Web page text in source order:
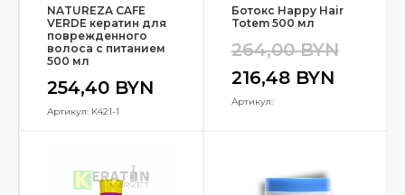
NATUREZA CAFE
VERDE кератин для
поврежденного
волоса с питанием
500 мл
254,40 BYN
Артикул: K421-1
Ботокс Happy Hair
Totem 500 мл
264,00BYN
216,48 BYN
Артикул: